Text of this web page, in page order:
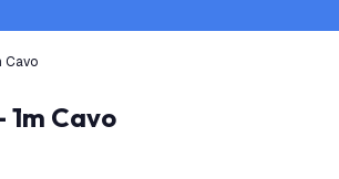
Cavo
1m Cavo